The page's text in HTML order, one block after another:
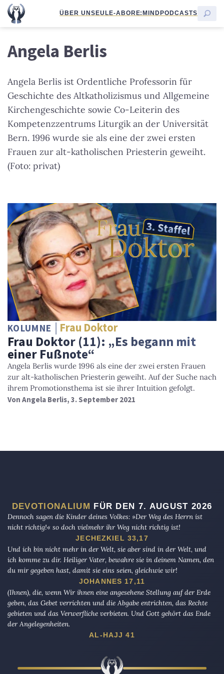
ÜBER UNSEULE-ABORE:MINDPODCASTS
Angela Berlis
Angela Berlis ist Ordentliche Professorin für
Geschichte des Altkatholizismus und Allgemeine
Kirchengeschichte sowie Co-Leiterin des
Kompetenzzentrums Liturgik an der Universität
Bern. 1996 wurde sie als eine der zwei ersten
Frauen zur alt-katholischen Priesterin geweiht.
(Foto: privat)
KOLUMNE Frau Doktor
Frau Doktor (11): „Es begann mit
einer Fußnote“
Angela Berlis wurde 1996 als eine der zwei ersten Frauen
zur alt-katholischen Priesterin geweiht. Auf der Suche nach
ihrem Promotionsthema ist sie ihrer Intuition gefolgt.
Von Angela Berlis, 3. September 2021
DEVOTIONALIUM FÜR DEN 7. AUGUST 2026
Dennoch sagen die Kinder deines Volkes: »Der Weg des Herrn ist
nicht richtig!« so doch vielmehr ihr Weg nicht richtig ist!
JECHEZKIEL 33,17
Und ich bin nicht mehr in der Welt, sie aber sind in der Welt, und
ich komme zu dir. Heiliger Vater, bewahre sie in deinem Namen, den
du mir gegeben hast, damit sie eins seien, gleichwie wir!
JOHANNES 17,11
(Ihnen), die, wenn Wir ihnen eine angesehene Stellung auf der Erde
geben, das Gebet verrichten und die Abgabe entrichten, das Rechte
gebieten und das Verwerfliche verbieten. Und Gott gehört das Ende
der Angelegenheiten.
AL-HAJJ 41